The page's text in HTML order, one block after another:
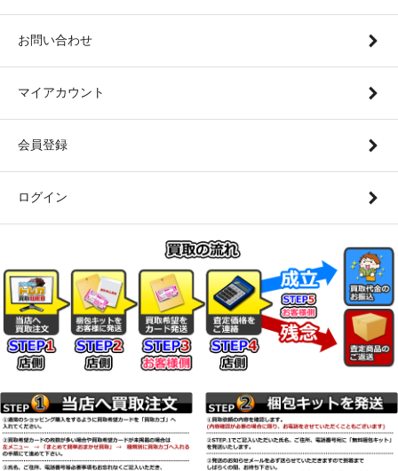
お問い合わせ
マイアカウント
会員登録
ログイン